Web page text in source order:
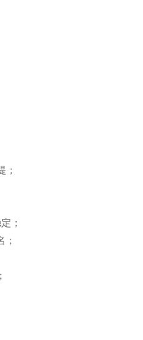
；